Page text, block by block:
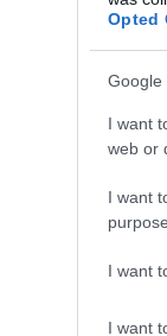
Opted
Google
I want
web or
I want
I want
I want